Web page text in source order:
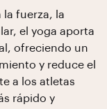
la fuerza, la
el yoga aporta
ofreciendo un
y reduce el
a los atletas
rápido y